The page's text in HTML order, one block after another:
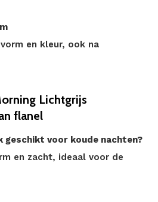
en kleur, ook na
Lichtgrijs
flanel
voor koude nachten?
en zacht, ideaal voor de